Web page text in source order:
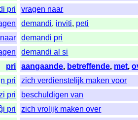
pri
vragen naar
demandi, inviti, peti
demandi pri
demandi al si
pri
aangaande, betreffende, met,
pri
zich verdienstelijk maken voor
pri
beschuldigen van
pri
zich vrolijk maken over